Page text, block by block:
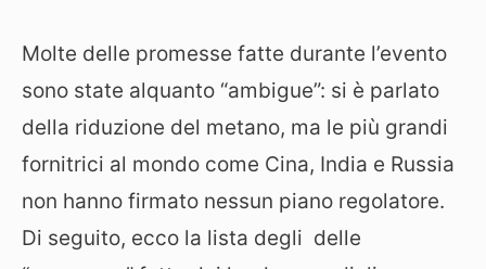
Molte delle promesse fatte durante l’evento
sono state alquanto “ambigue”: si è parlato
della riduzione del metano, ma le più grandi
fornitrici al mondo come Cina, India e Russia
non hanno firmato nessun piano regolatore.
Di seguito, ecco la lista degli delle